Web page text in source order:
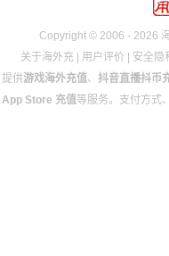
Copyright © 2006 - 2026
关于海外充 | 用户评价 | 安全隐
提供游戏海外充值、 抖音直播抖币
App Store 充值等服务。支付方式